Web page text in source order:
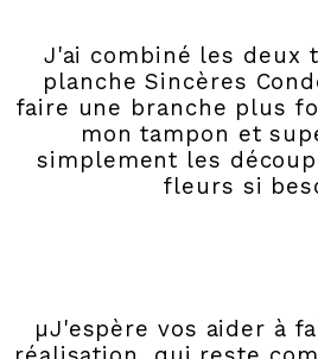
J'ai combiné les deux
planche Sincères
faire une branche plus
mon tampon et
simplement les
fleurs si
µJ'espère vos aider à